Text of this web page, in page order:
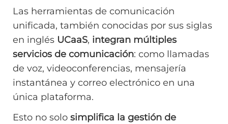
Las herramientas de comunicación
unificada, también conocidas por sus siglas
en inglés UCaaS, integran múltiples
servicios de comunicación: como llamadas
de voz, videoconferencias, mensajería
instantánea y correo electrónico en una
única plataforma.
Esto no solo simplifica la gestión de